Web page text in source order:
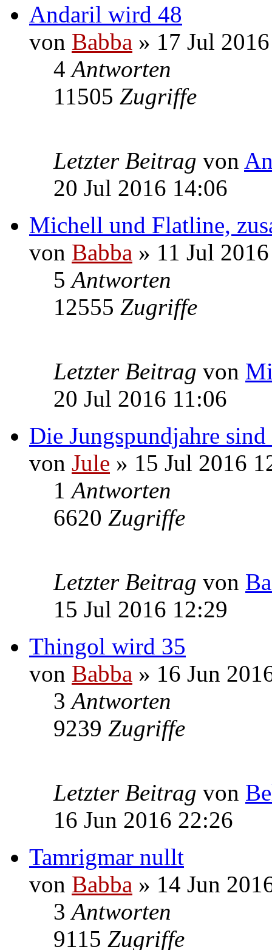
Andaril wird 48
von Babba » 17 Jul
4Antworten
11505 Zugriffe
Letzter Beitrag von
20 Jul 2016 14:06
Michell und Flatline,
von Babba » 11 Jul
5Antworten
12555 Zugriffe
Letzter Beitrag von
20 Jul 2016 11:06
Die Jungspundjahre
von Jule » 15 Jul 2016
1Antworten
6620 Zugriffe
Letzter Beitrag von
15 Jul 2016 12:29
Thingol wird 35
von Babba » 16 Jun
3Antworten
9239 Zugriffe
Letzter Beitrag von
16 Jun 2016 22:26
Tamrigmar nullt
von Babba » 14 Jun
3Antworten
9115 Zugriffe